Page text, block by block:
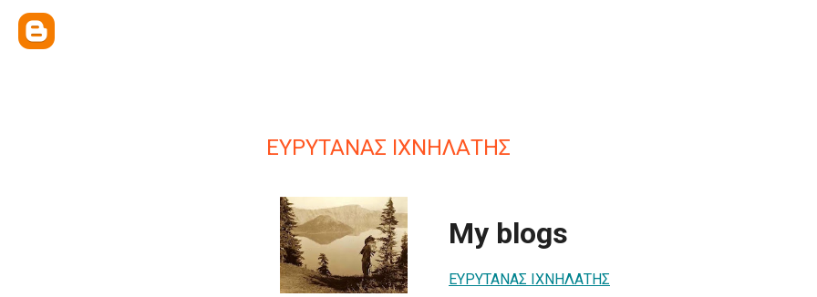
ΕΥΡΥΤΑΝΑΣ ΙΧΝΗΛΑΤΗΣ
My blogs
ΕΥΡΥΤΑΝΑΣ ΙΧΝΗΛΑΤΗΣ